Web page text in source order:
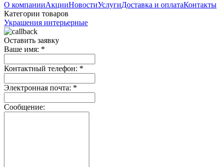
О компанииАкцииНовостиУслугиДоставка и оплатаКонтакты
Категории товаров
Украшения интерьерные
Оставить заявку
Ваше имя: *
Контактный телефон: *
Электронная почта: *
Сообщение: